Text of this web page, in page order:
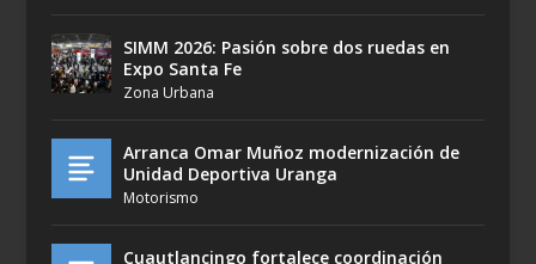
SIMM 2026: Pasión sobre dos ruedas en
Expo Santa Fe
Zona Urbana
Arranca Omar Muñoz modernización de
Unidad Deportiva Uranga
Motorismo
Cuautlancingo fortalece coordinación